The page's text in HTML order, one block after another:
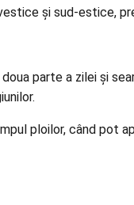
și sud-estice,
parte a zilei și
ploilor, când pot